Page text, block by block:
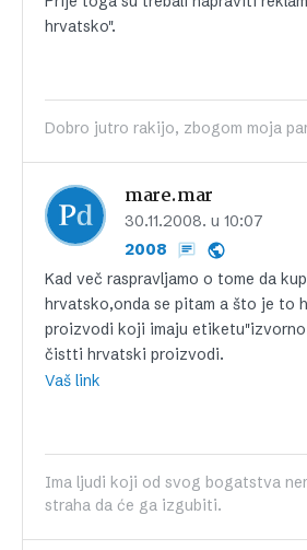
hrvatsko".
Dobro jutro rakijo, zbogom moja
mare.mar
30.11.2008. u 10:07
2008
Kad več raspravljamo o tome da
hrvatsko,onda se pitam a što je to
proizvodi koji imaju
čistti hrvatski proizvodi.
Vaš link
Ima ljudi koji od svog bogatstva
straha da će ga izgubiti.